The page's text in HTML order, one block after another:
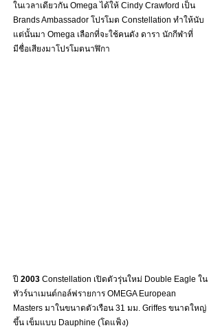
ในเวลาเดียวกัน Omega ได้ให้ Cindy Crawford เป็น
Brands Ambassador โปรโมต Constellation ทำให้นับ
แต่นั้นมา Omega เลือกที่จะใช้คนดัง ดารา นักกีฬาที่
มีชื่อเสียงมาโปรโมตนาฬิกา
ปี 2003 Constellation เปิดตัวรุ่นใหม่ Double Eagle ใน
ทัวร์นาเมนต์กอล์ฟรายการ OMEGA European
Masters มาในขนาดตัวเรือน 31 มม. Griffes ขนาดใหญ่
ขึ้น เข็มแบบ Dauphine (โดแฟ็ง)